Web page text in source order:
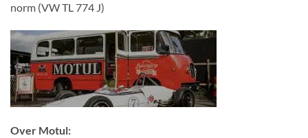
norm (VW TL 774 J)
Over Motul: